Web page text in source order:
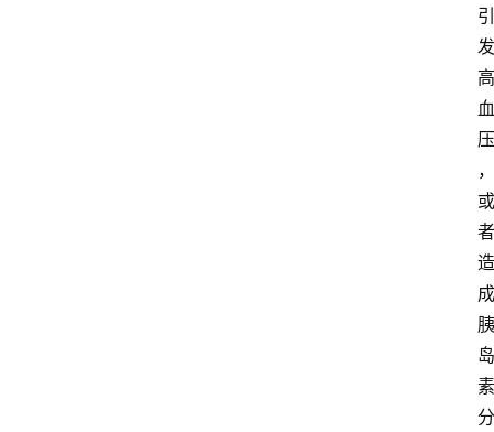
引
发
高
血
压
，
或
者
造
成
胰
岛
素
分